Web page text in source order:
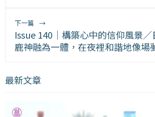
下一篇 →
Issue 140｜構築心中的信仰風景
鹿神融為一體，在夜裡和諧地像場
最新文章